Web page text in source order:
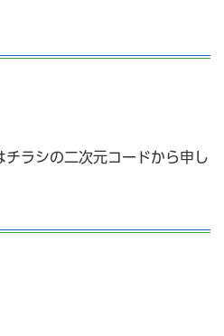
ラシの二次元コードから申し